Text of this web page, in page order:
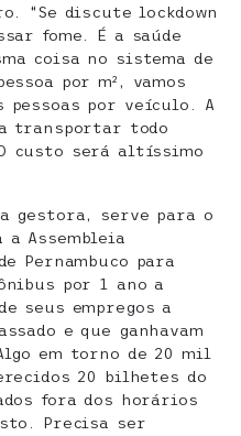
“Se discute lockdown
fome. É a saúde
coisa no sistema de
por m², vamos
por veículo. A
transportar todo
custo será altíssimo
gestora, serve para o
a Assembleia
Pernambuco para
por 1 ano a
seus empregos a
e que ganhavam
em torno de 20 mil
20 bilhetes do
fora dos horários
Precisa ser